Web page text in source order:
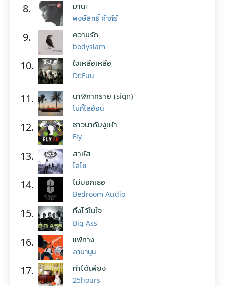
8. มานะ
พงษ์สิทธิ์ คำภีร์
9. ความรัก
bodyslam
10. ใจเหลือเหลือ
Dr.Fuu
11. นาฬิกาทราย (sign)
โบกี้ไลอ้อน
12. ชาวนากับงูเห่า
Fly
13. สาหัส
โลโซ
14. ไม่บอกเธอ
Bedroom Audio
15. ทิ้งไว้ในใจ
Big Ass
16. แพ้ทาง
ลาบานูน
17. ทำได้เพียง
25hours